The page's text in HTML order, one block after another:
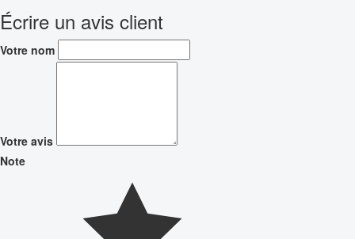
Écrire un avis client
Votre nom
Votre avis
Note